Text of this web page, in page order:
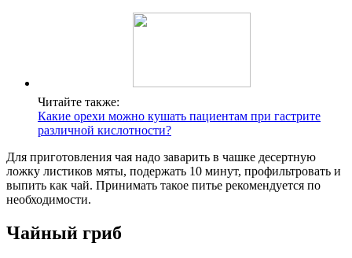
Читайте также:
Какие орехи можно кушать пациентам при гастрите
различной кислотности?
Для приготовления чая надо заварить в чашке десертную
ложку листиков мяты, подержать 10 минут, профильтровать и
выпить как чай. Принимать такое питье рекомендуется по
необходимости.
Чайный гриб